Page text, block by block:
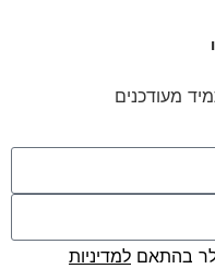
מעודכנים
בהתאם למדיניות